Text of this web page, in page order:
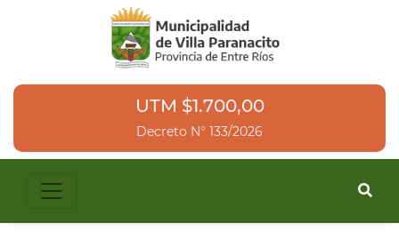
UTM $1.700,00
Decreto N° 133/2026